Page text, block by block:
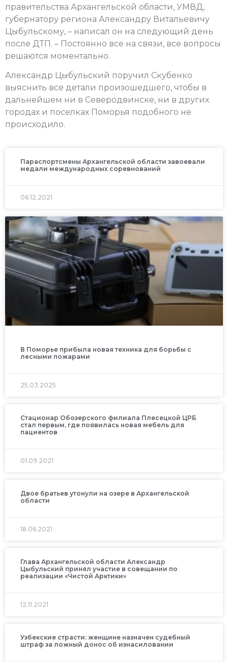
правительства Архангельской области, УМВД,
губернатору региона Александру Витальевичу
Цыбульскому, – написал он на следующий день
после ДТП. – Постоянно все на связи, все вопросы
решаются моментально.
Александр Цыбульский поручил Скубенко
выяснить все детали произошедшего, чтобы в
дальнейшем ни в Северодвинске, ни в других
городах и поселках Поморья подобного не
происходило.
Параспортсмены Архангельской области завоевали
медали международных соревнований
06.12.2021
В Поморье прибыла новая техника для борьбы с
лесными пожарами
25.03.2025
Стационар Обозерского филиала Плесецкой ЦРБ
стал первым, где появилась новая мебель для
пациентов
01.09.2021
Двое братьев утонули на озере в Архангельской
области
18.06.2021
Глава Архангельской области Александр
Цыбульский принял участие в совещании по
реализации «Чистой Арктики»
12.11.2021
Узбекские страсти: женщине назначен судебный
штраф за ложный донос об изнасиловании